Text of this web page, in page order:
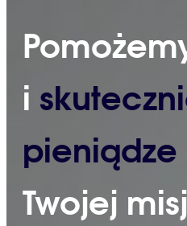
i
pieniądze
Twojej